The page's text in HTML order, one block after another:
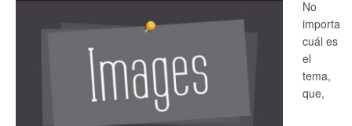
No
importa
cuál es
el
tema,
que,